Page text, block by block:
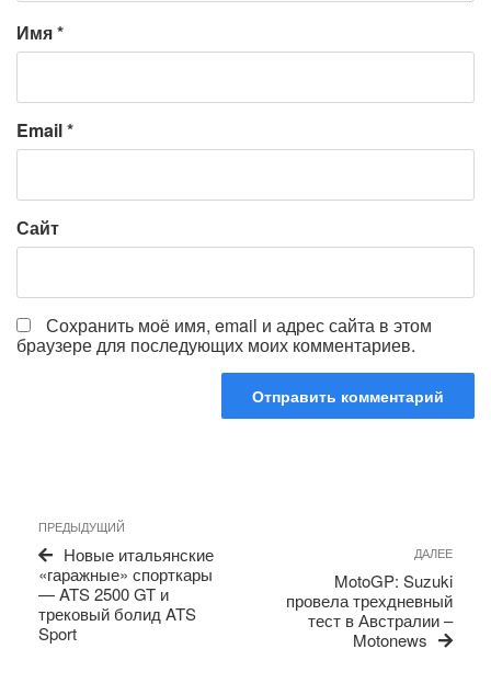
Имя*
Email*
Сайт
Сохранить моё имя, email и адрес сайта в этом
браузере для последующих моих комментариев.
по
записям
Предыдущая
запись
ПРЕДЫДУЩИЙ
Новые итальянские
«гаражные» спорткары
— ATS 2500 GT и
трековый болид ATS
Sport
ДАЛЕЕ
MotoGP: Suzuki
провела трехдневный
тест в Австралии –
Motonews